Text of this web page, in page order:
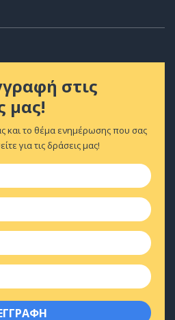
στις
μας!
και το θέμα ενημέρωσης που σας
για τις δράσεις μας!